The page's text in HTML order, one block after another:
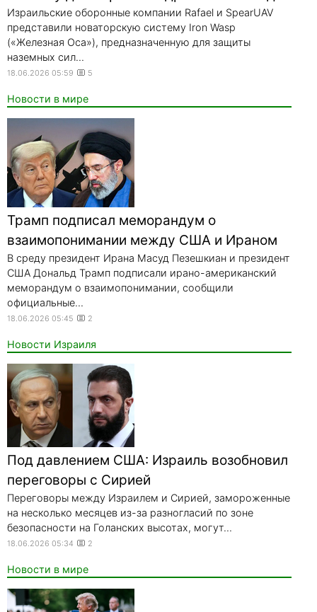
Израильские оборонные компании Rafael и SpearUAV
представили новаторскую систему Iron Wasp
(«Железная Оса»), предназначенную для защиты
наземных сил...
18.06.2026 05:59 5
Новости в мире
Трамп подписал меморандум о
взаимопонимании между США и Ираном
В среду президент Ирана Масуд Пезешкиан и президент
США Дональд Трамп подписали ирано-американский
меморандум о взаимопонимании, сообщили
официальные...
18.06.2026 05:45 2
Новости Израиля
Под давлением США: Израиль возобновил
переговоры с Сирией
Переговоры между Израилем и Сирией, замороженные
на несколько месяцев из-за разногласий по зоне
безопасности на Голанских высотах, могут...
18.06.2026 05:34 2
Новости в мире